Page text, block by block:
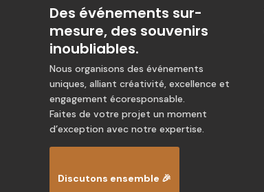
Des événements sur-
mesure, des souvenirs
inoubliables.
Nous organisons des événements
uniques, alliant créativité, excellence et
engagement écoresponsable.
Faites de votre projet un moment
d’exception avec notre expertise.
Discutons ensemble 🎉